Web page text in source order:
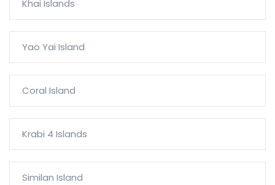
Khai Islands
Yao Yai Island
Coral Island
Krabi 4 Islands
Similan Island